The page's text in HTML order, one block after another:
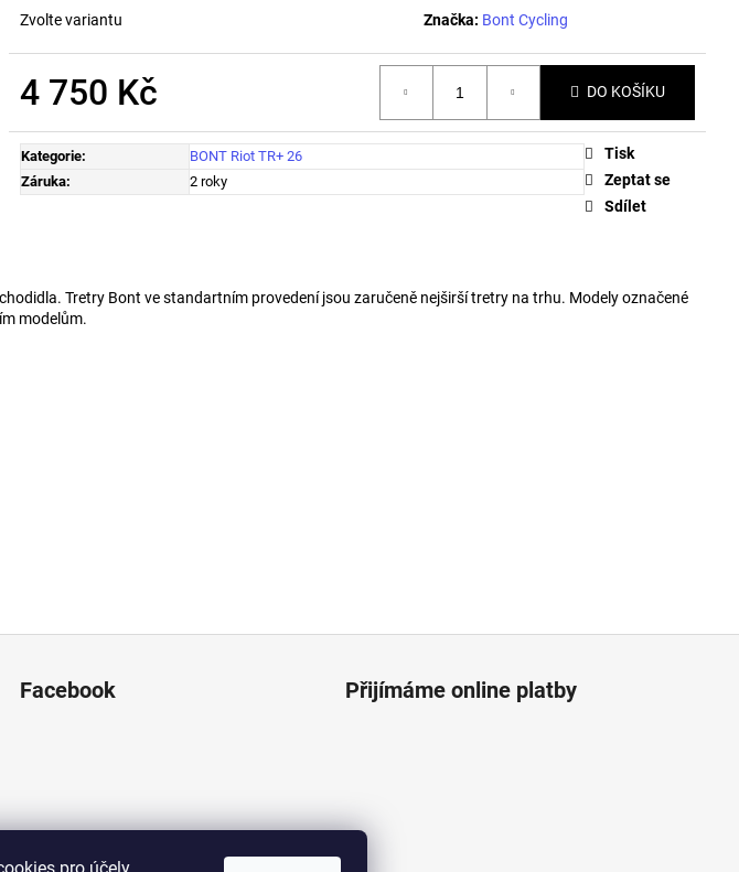
Zvolte variantu Značka: Bont Cycling
4 750 Kč
cena:
DO KOŠÍKU
Kategorie:
BONT Riot TR+ 26
Záruka: 2 roky
Tisk
Zeptat se
Sdílet
Tretry Bont ve standartním provedení jsou zaručeně nejširší tretry na trhu. Modely označené
modelům.
Facebook Přijímáme online platby